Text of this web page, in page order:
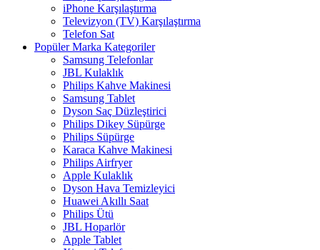
iPhone Karşılaştırma
Televizyon (TV) Karşılaştırma
Telefon Sat
Popüler Marka Kategoriler
Samsung Telefonlar
JBL Kulaklık
Philips Kahve Makinesi
Samsung Tablet
Dyson Saç Düzleştirici
Philips Dikey Süpürge
Philips Süpürge
Karaca Kahve Makinesi
Philips Airfryer
Apple Kulaklık
Dyson Hava Temizleyici
Huawei Akıllı Saat
Philips Ütü
JBL Hoparlör
Apple Tablet